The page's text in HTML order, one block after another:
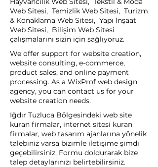
Web Sitesi, Temizlik Web Sitesi, Turizm
& Konaklama Web Sitesi, Yapı İnşaat
Web Sitesi, Bilişim Web Sitesi
çalışmalarını sizin için sağlıyoruz.
We offer support for website creation,
website consulting, e-commerce,
product sales, and online payment
processing. As a WixProf web design
agency, you can contact us for your
website creation needs.
Iğdır Tuzluca Bölgesindeki web site
kuran firmalar, internet sitesi kuran
firmalar, web tasarım ajanlarına yönelik
talebiniz varsa bizimle iletişime şimdi
geçebilirsiniz. Formu doldurarak bize
talep detaylarınızı belirtebilirsiniz.